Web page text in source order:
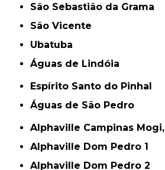
São Sebastião da Grama
São Vicente
Ubatuba
Águas de Lindóia
Espírito Santo do Pinhal
Águas de São Pedro
Alphaville Campinas Mogi,
Alphaville Dom Pedro 1
Alphaville Dom Pedro 2